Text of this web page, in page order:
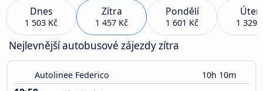
Dnes
1 503 Kč
Zítra
1 457 Kč
Pondělí
1 601 Kč 1 329
Nejlevnější autobusové zájezdy zítra
Autolinee Federico 10h 10m